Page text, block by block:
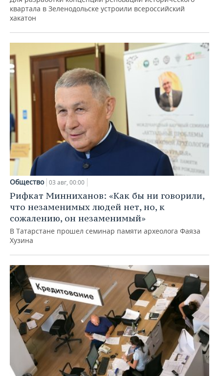
квартала в Зеленодольске устроили всероссийский
хакатон
Общество 03 авг, 00:00
Рифкат Минниханов: «Как бы ни говорили,
что незаменимых людей нет, но, к
сожалению, он незаменимый»
В Татарстане прошел семинар памяти археолога Фаяза
Хузина